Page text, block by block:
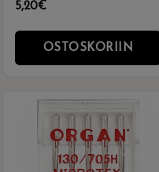
5,20€
OSTOSKORIIN